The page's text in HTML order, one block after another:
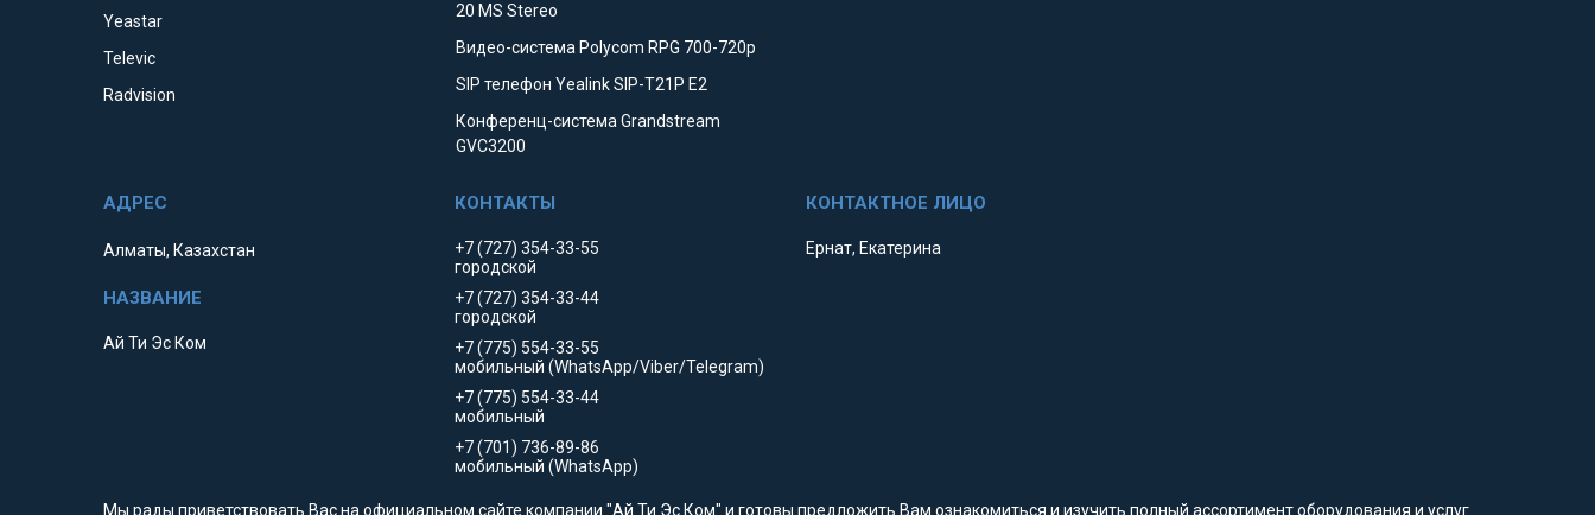
Yeastar
Televic
Radvision
20 MS Stereo
Видео-система Polycom RPG 700-720p
SIP телефон Yealink SIP-T21P E2
Конференц-система Grandstream
GVC3200
Алматы, Казахстан
Ай Ти Эс Ком
+7 (727) 354-33-55
городской
+7 (727) 354-33-44
городской
+7 (775) 554-33-55
мобильный (WhatsApp/Viber/Telegram)
+7 (775) 554-33-44
мобильный
+7 (701) 736-89-86
мобильный (WhatsApp)
Ернат, Екатерина
Мы рады приветствовать Вас на официальном сайте компании "Ай Ти Эс Ком" и готовы предложить Вам ознакомиться и изучить полный ассортимент оборудования и услуг